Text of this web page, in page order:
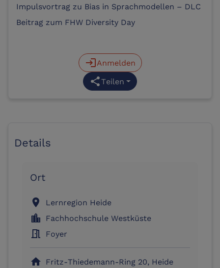
Impulsvortrag zu Bias in Sprachmodellen – DLC
Beitrag zum FHW Diversity Day
loginAnmelden
shareTeilen
Details
Ort
location_on Lernregion Heide
location_city Fachhochschule Westküste
meeting_room Foyer
home Fritz-Thiedemann-Ring 20, Heide